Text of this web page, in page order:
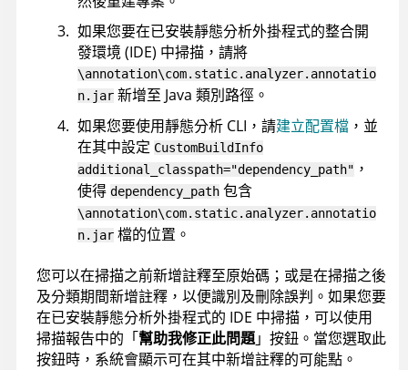
如果您要在已安裝靜態分析外掛程式的整合開
發環境 (IDE) 中掃描，請將
\annotation\com.static.analyzer.annotatio
n.jar 新增至 Java 類別路徑。
如果您要使用靜態分析 CLI，請建立配置檔 ，並
在其中設定 CustomBuildInfo
additional_classpath="dependency_path" ，
使得 dependency_path 包含
\annotation\com.static.analyzer.annotatio
n.jar 檔的位置。
您可以在掃描之前新增註釋至原始碼；或是在掃描之後
及分類期間新增註釋，以便識別及刪除誤判。如果您要
在已安裝靜態分析外掛程式的 IDE 中掃描，可以使用
掃描報告中的「幫助我修正此問題」按鈕。當您選取此
按鈕時，系統會顯示可在其中新增註釋的可能點。